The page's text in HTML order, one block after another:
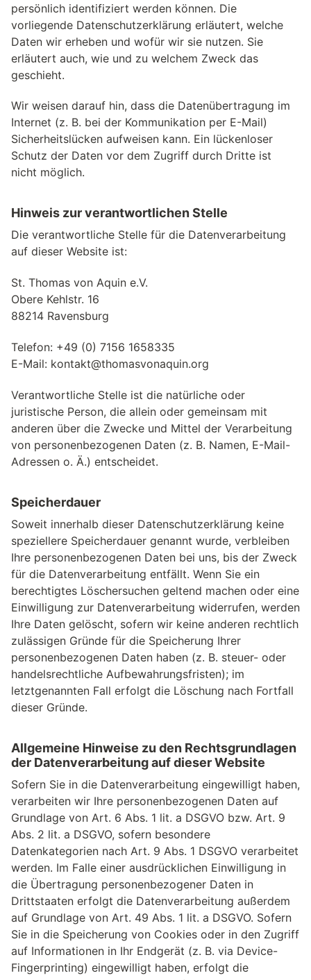
persönlich identifiziert werden können. Die
vorliegende Datenschutzerklärung erläutert, welche
Daten wir erheben und wofür wir sie nutzen. Sie
erläutert auch, wie und zu welchem Zweck das
geschieht.
Wir weisen darauf hin, dass die Datenübertragung im
Internet (z. B. bei der Kommunikation per E-Mail)
Sicherheitslücken aufweisen kann. Ein lückenloser
Schutz der Daten vor dem Zugriff durch Dritte ist
nicht möglich.
Hinweis zur verantwortlichen Stelle
Die verantwortliche Stelle für die Datenverarbeitung
auf dieser Website ist:
St. Thomas von Aquin e.V.
Obere Kehlstr. 16
88214 Ravensburg
Telefon: +49 (0) 7156 1658335
E-Mail: kontakt@thomasvonaquin.org
Verantwortliche Stelle ist die natürliche oder
juristische Person, die allein oder gemeinsam mit
anderen über die Zwecke und Mittel der Verarbeitung
von personenbezogenen Daten (z. B. Namen, E-Mail-
Adressen o. Ä.) entscheidet.
Speicherdauer
Soweit innerhalb dieser Datenschutzerklärung keine
speziellere Speicherdauer genannt wurde, verbleiben
Ihre personenbezogenen Daten bei uns, bis der Zweck
für die Datenverarbeitung entfällt. Wenn Sie ein
berechtigtes Löschersuchen geltend machen oder eine
Einwilligung zur Datenverarbeitung widerrufen, werden
Ihre Daten gelöscht, sofern wir keine anderen rechtlich
zulässigen Gründe für die Speicherung Ihrer
personenbezogenen Daten haben (z. B. steuer- oder
handelsrechtliche Aufbewahrungsfristen); im
letztgenannten Fall erfolgt die Löschung nach Fortfall
dieser Gründe.
Allgemeine Hinweise zu den Rechtsgrundlagen
der Datenverarbeitung auf dieser Website
Sofern Sie in die Datenverarbeitung eingewilligt haben,
verarbeiten wir Ihre personenbezogenen Daten auf
Grundlage von Art. 6 Abs. 1 lit. a DSGVO bzw. Art. 9
Abs. 2 lit. a DSGVO, sofern besondere
Datenkategorien nach Art. 9 Abs. 1 DSGVO verarbeitet
werden. Im Falle einer ausdrücklichen Einwilligung in
die Übertragung personenbezogener Daten in
Drittstaaten erfolgt die Datenverarbeitung außerdem
auf Grundlage von Art. 49 Abs. 1 lit. a DSGVO. Sofern
Sie in die Speicherung von Cookies oder in den Zugriff
auf Informationen in Ihr Endgerät (z. B. via Device-
Fingerprinting) eingewilligt haben, erfolgt die